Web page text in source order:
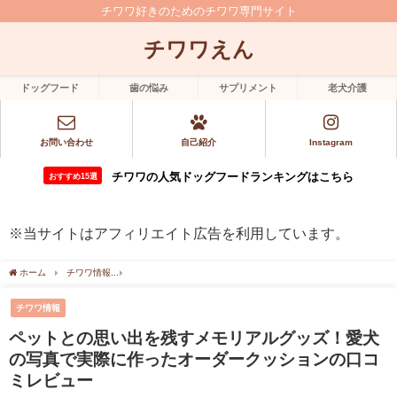
チワワ好きのためのチワワ専門サイト
チワワえん
ドッグフード 歯の悩み サプリメント 老犬介護
お問い合わせ 自己紹介 Instagram
おすすめ15選 チワワの人気ドッグフードランキングはこちら
※当サイトはアフィリエイト広告を利用しています。
ホーム チワワ情報
チワワ情報
ペットとの思い出を残すメモリアルグッズ！愛犬
の写真で実際に作ったオーダークッションの口コ
ミレビュー